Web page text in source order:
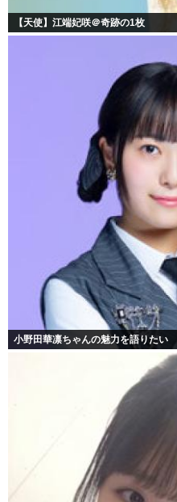
【天使】江端妃咲＠奇跡の1枚
小野田華凛ちゃんの魅力を語りたい